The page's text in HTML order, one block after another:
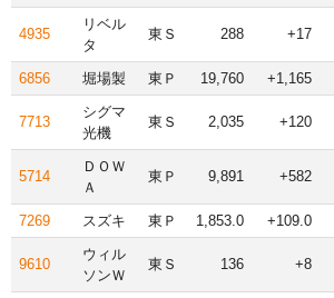
4935
リベル
タ
東Ｓ 288 +17
6856 堀場製 東Ｐ 19,760 +1,165
7713
シグマ
光機
東Ｓ 2,035 +120
5714
ＤＯＷ
Ａ
東Ｐ 9,891 +582
7269 スズキ 東Ｐ 1,853.0 +109.0
9610
ウィル
ソンＷ
東Ｓ 136 +8